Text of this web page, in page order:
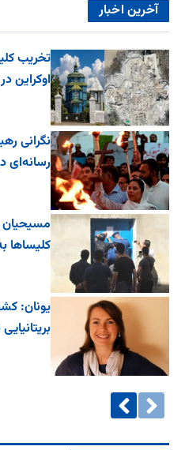
آخرین اخبار
اوکراین
نگرانی
رسانه‌ای
مسیحیان
کلیساها
یونان: